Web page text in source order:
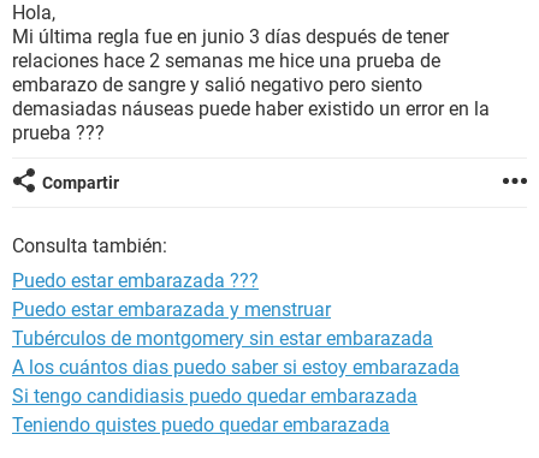
BIENESTAR
SEXUALIDAD
GLOSARIO
Hola,
Mi última regla fue en junio 3 días después de tener
relaciones hace 2 semanas me hice una prueba de
embarazo de sangre y salió negativo pero siento
demasiadas náuseas puede haber existido un error en la
prueba ???
Compartir
Consulta también:
Puedo estar embarazada ???
Puedo estar embarazada y menstruar
Tubérculos de montgomery sin estar embarazada
A los cuántos dias puedo saber si estoy embarazada
Si tengo candidiasis puedo quedar embarazada
Teniendo quistes puedo quedar embarazada